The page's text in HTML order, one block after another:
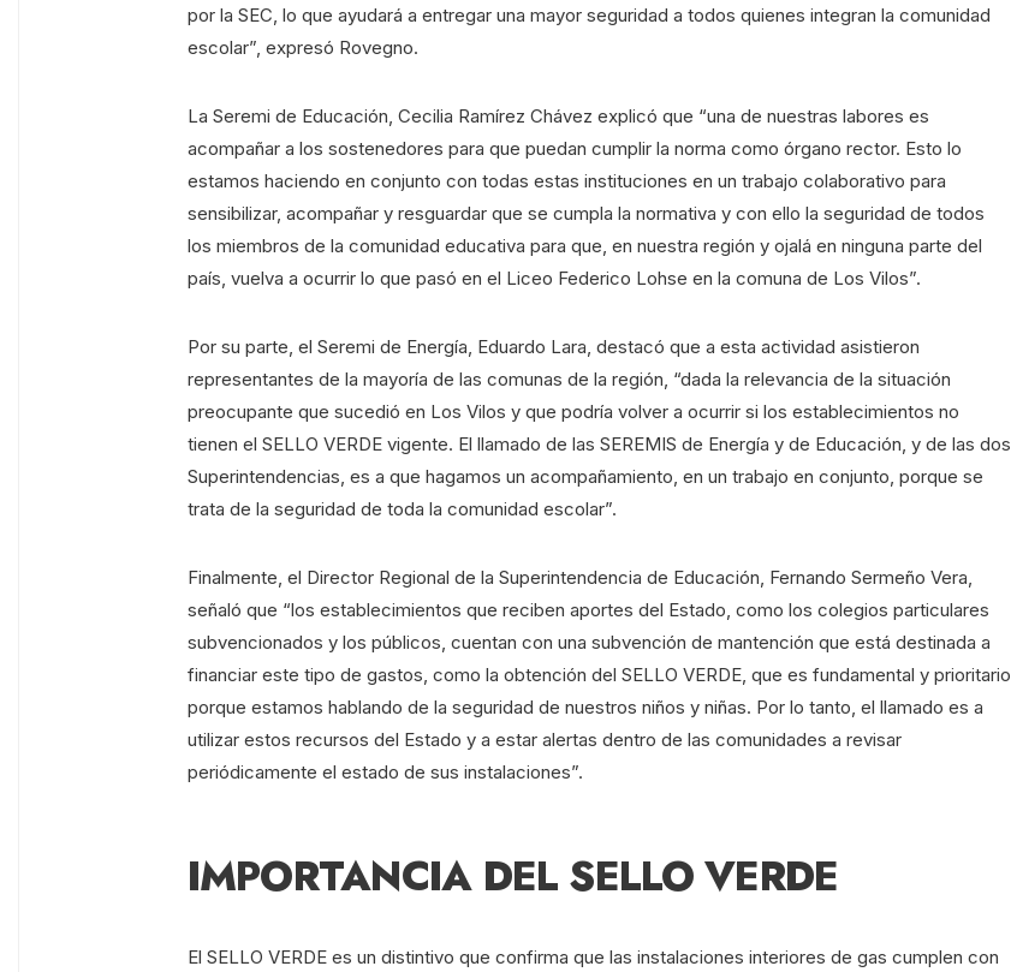
por la SEC, lo que ayudará a entregar una mayor seguridad a todos quienes integran la comunidad
escolar”, expresó Rovegno.
La Seremi de Educación, Cecilia Ramírez Chávez explicó que “una de nuestras labores es
acompañar a los sostenedores para que puedan cumplir la norma como órgano rector. Esto lo
estamos haciendo en conjunto con todas estas instituciones en un trabajo colaborativo para
sensibilizar, acompañar y resguardar que se cumpla la normativa y con ello la seguridad de todos
los miembros de la comunidad educativa para que, en nuestra región y ojalá en ninguna parte del
país, vuelva a ocurrir lo que pasó en el Liceo Federico Lohse en la comuna de Los Vilos”.
Por su parte, el Seremi de Energía, Eduardo Lara, destacó que a esta actividad asistieron
representantes de la mayoría de las comunas de la región, “dada la relevancia de la situación
preocupante que sucedió en Los Vilos y que podría volver a ocurrir si los establecimientos no
tienen el SELLO VERDE vigente. El llamado de las SEREMIS de Energía y de Educación, y de las dos
Superintendencias, es a que hagamos un acompañamiento, en un trabajo en conjunto, porque se
trata de la seguridad de toda la comunidad escolar”.
Finalmente, el Director Regional de la Superintendencia de Educación, Fernando Sermeño Vera,
señaló que “los establecimientos que reciben aportes del Estado, como los colegios particulares
subvencionados y los públicos, cuentan con una subvención de mantención que está destinada a
financiar este tipo de gastos, como la obtención del SELLO VERDE, que es fundamental y prioritario
porque estamos hablando de la seguridad de nuestros niños y niñas. Por lo tanto, el llamado es a
utilizar estos recursos del Estado y a estar alertas dentro de las comunidades a revisar
periódicamente el estado de sus instalaciones”.
IMPORTANCIA DEL SELLO VERDE
El SELLO VERDE es un distintivo que confirma que las instalaciones interiores de gas cumplen con